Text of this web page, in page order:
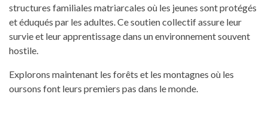
structures familiales matriarcales où les jeunes sont protégés
et éduqués par les adultes. Ce soutien collectif assure leur
survie et leur apprentissage dans un environnement souvent
hostile.
Explorons maintenant les forêts et les montagnes où les
oursons font leurs premiers pas dans le monde.